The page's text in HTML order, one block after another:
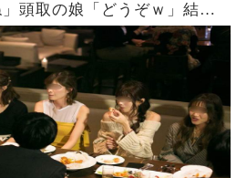
」頭取の娘「どうぞｗ」結果